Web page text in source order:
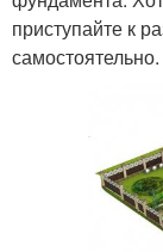
приступайте к
самостоятельно.